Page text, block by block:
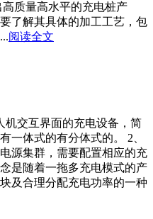
质量高水平的充电桩产
了解其具体的加工工艺，包
阅读全文
机交互界面的充电设备，简
一体式的有分体式的。 2、
源集群，需要配置相应的充
是随着一拖多充电模式的产
及合理分配充电功率的一种